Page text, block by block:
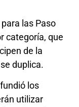
las Paso
categoría, que
de la
duplica.
los
utilizar